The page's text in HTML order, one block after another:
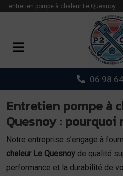
entretien pompe à chaleur Le Quesnoy
Entretien pompe à
Quesnoy : pourquoi
Notre entreprise s’engage à
chaleur Le Quesnoy de qualité
performance et la durabilité de
Panneau de gestion des cookies